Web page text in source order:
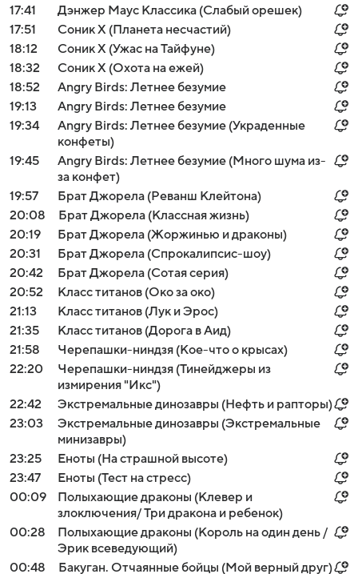
17:41
Дэнжер Маус Классика (Слабый орешек)
17:51
Соник Х (Планета несчастий)
18:12
Соник Х (Ужас на Тайфуне)
18:32
Соник Х (Охота на ежей)
18:52
Angry Birds: Летнее безумие
19:13
Angry Birds: Летнее безумие
19:34
Angry Birds: Летнее безумие (Украденные
конфеты)
19:45
Angry Birds: Летнее безумие (Много шума из-
за конфет)
19:57
Брат Джорела (Реванш Клейтона)
20:08
Брат Джорела (Классная жизнь)
20:19
Брат Джорела (Жоржинью и драконы)
20:31
Брат Джорела (Спрокалипсис-шоу)
20:42
Брат Джорела (Сотая серия)
20:52
Класс титанов (Око за око)
21:13
Класс титанов (Лук и Эрос)
21:35
Класс титанов (Дорога в Аид)
21:58
Черепашки-ниндзя (Кое-что о крысах)
22:20
Черепашки-ниндзя (Тинейджеры из
измирения "Икс")
22:42
Экстремальные динозавры (Нефть и рапторы)
23:03
Экстремальные динозавры (Экстремальные
минизавры)
23:25
Еноты (На страшной высоте)
23:47
Еноты (Тест на стресс)
00:09
Полыхающие драконы (Клевер и
злоключения/ Три дракона и ребенок)
00:28
Полыхающие драконы (Король на один день /
Эрик всеведующий)
00:48
Бакуган. Отчаянные бойцы (Мой верный друг)